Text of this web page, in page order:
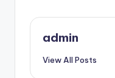
admin
View All Posts